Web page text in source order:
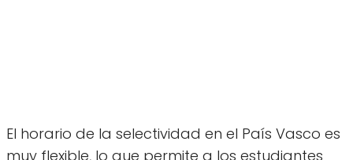
El horario de la selectividad en el País Vasco es
muy flexible, lo que permite a los estudiantes